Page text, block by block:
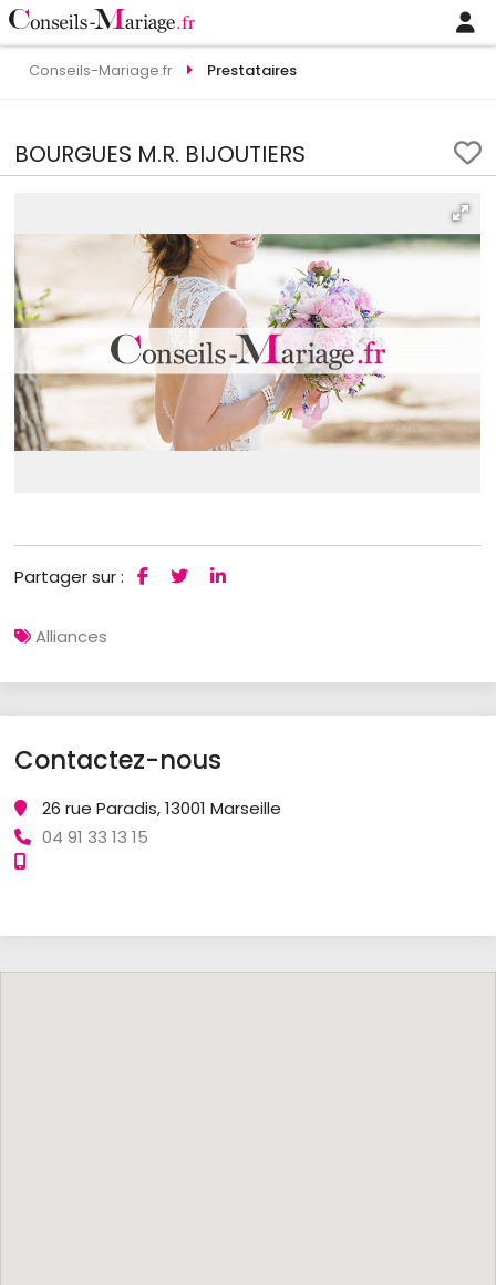
Conseils-Mariage.fr Prestataires
BOURGUES M.R. BIJOUTIERS
Partager sur :
Alliances
Contactez-nous
26 rue Paradis, 13001 Marseille
04 91 33 13 15